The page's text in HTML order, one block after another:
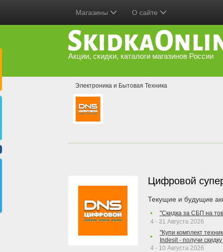
Магазины О сайте
Акции, скидки, каталоги магазинов России
Электроника и Бытовая Техника
Цифровой
Текущие и будущие
"Скидка за СБП на
4 - 31 Августа 2026
"Купи комплект
Indesit - получи
4 - 10 Августа 2026